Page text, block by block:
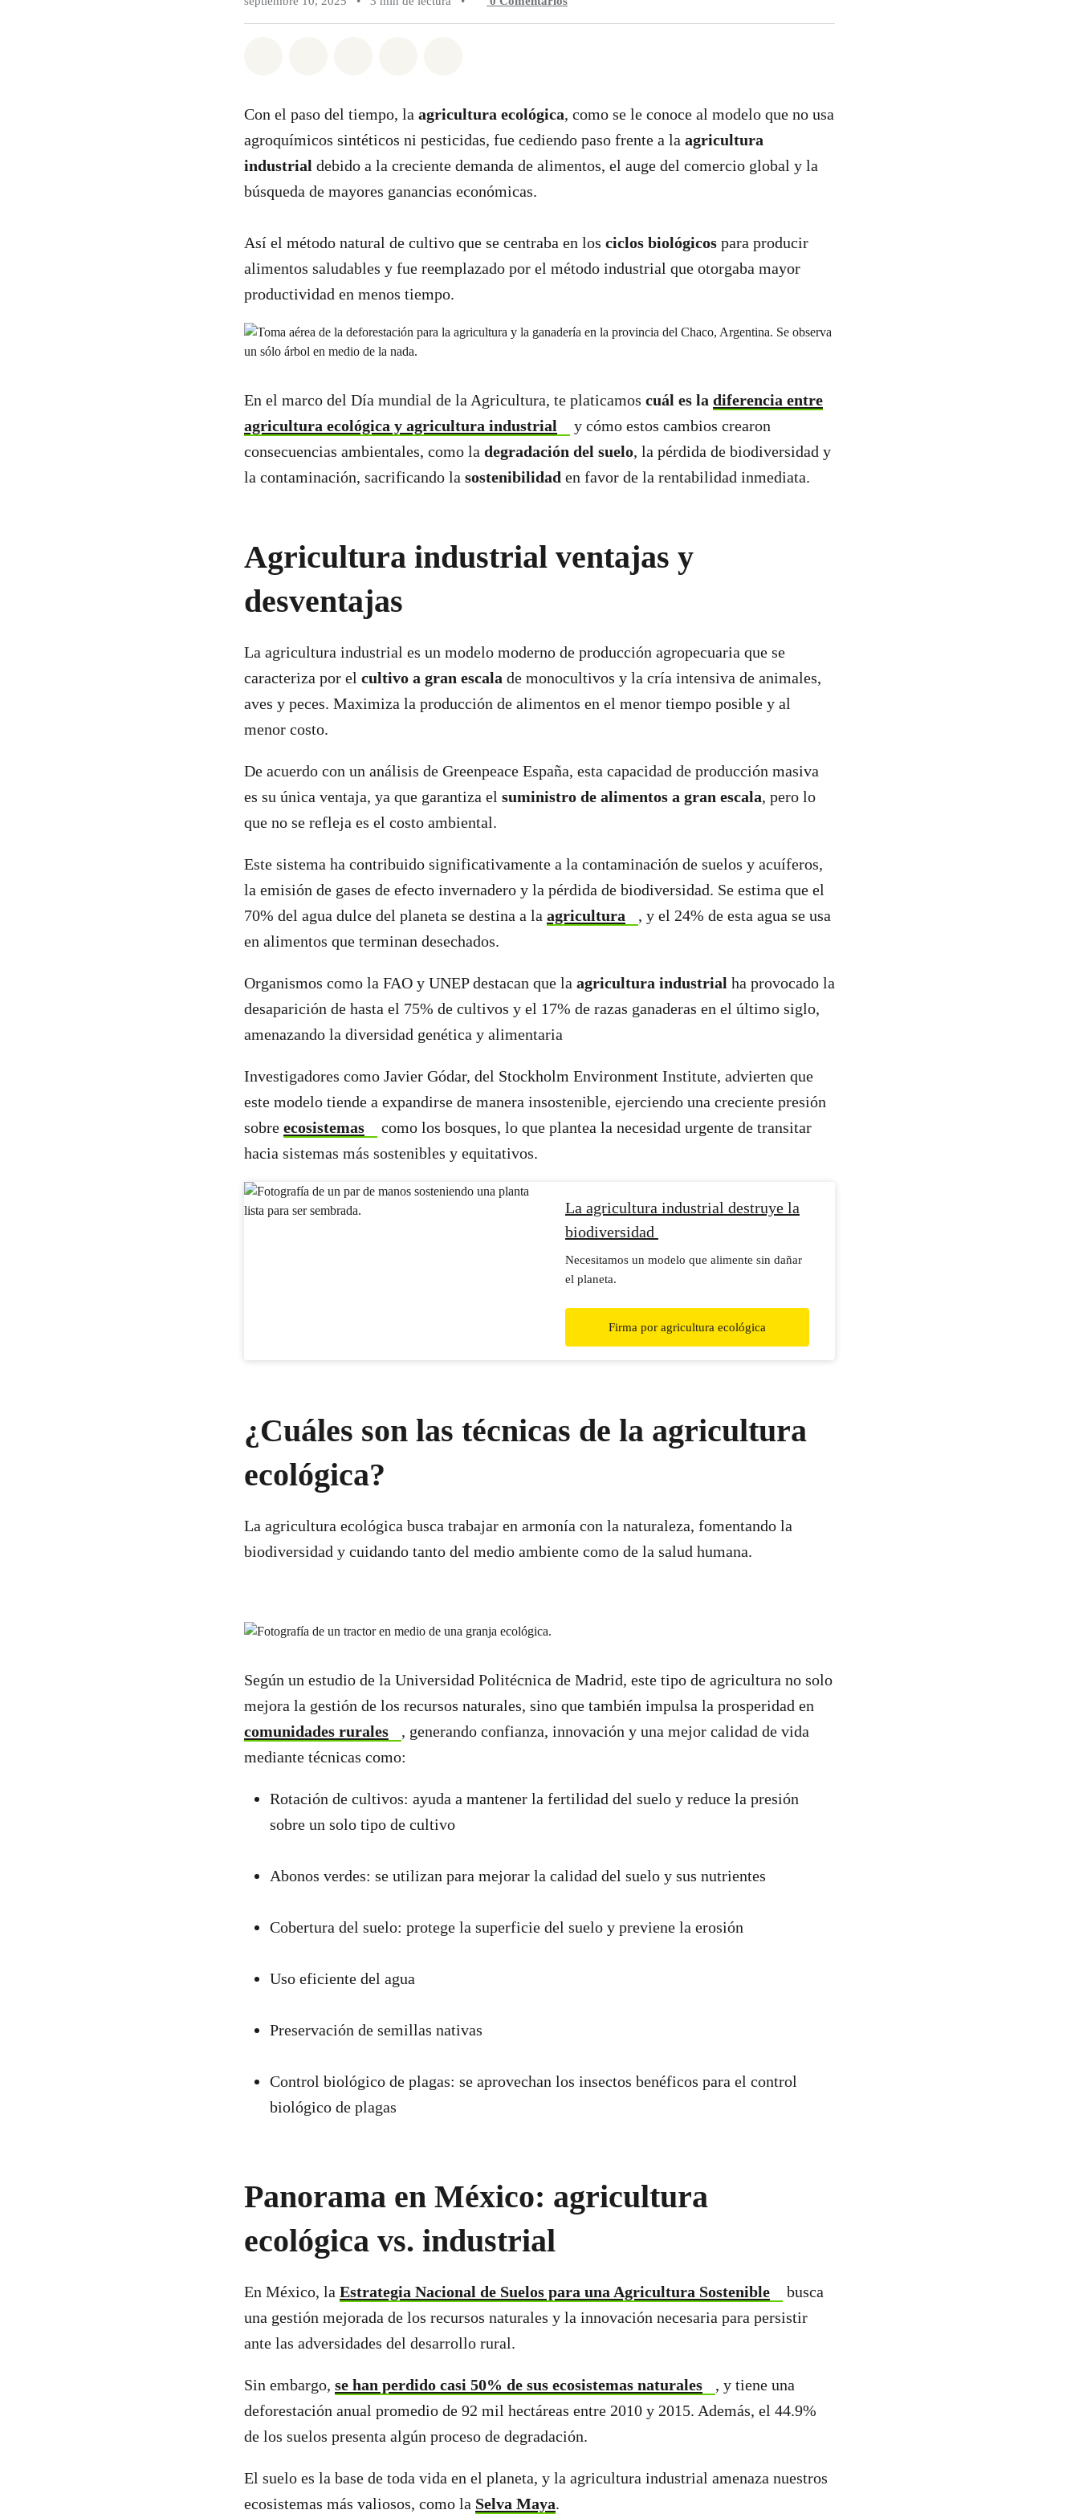
Con el paso del tiempo, la agricultura ecológica, como se le conoce al modelo que no usa
agroquímicos sintéticos ni pesticidas, fue cediendo paso frente a la agricultura
industrial debido a la creciente demanda de alimentos, el auge del comercio global y la
búsqueda de mayores ganancias económicas.
Así el método natural de cultivo que se centraba en los ciclos biológicos para producir
alimentos saludables y fue reemplazado por el método industrial que otorgaba mayor
productividad en menos tiempo.
En el marco del Día mundial de la Agricultura, te platicamos cuál es la diferencia entre
agricultura ecológica y agricultura industrial
y cómo estos cambios crearon
consecuencias ambientales, como la degradación del suelo, la pérdida de biodiversidad y
la contaminación, sacrificando la sostenibilidad en favor de la rentabilidad inmediata.
Agricultura industrial ventajas y
desventajas
La agricultura industrial es un modelo moderno de producción agropecuaria que se
caracteriza por el cultivo a gran escala de monocultivos y la cría intensiva de animales,
aves y peces. Maximiza la producción de alimentos en el menor tiempo posible y al
menor costo.
De acuerdo con un análisis de Greenpeace España, esta capacidad de producción masiva
es su única ventaja, ya que garantiza el suministro de alimentos a gran escala, pero lo
que no se refleja es el costo ambiental.
Este sistema ha contribuido significativamente a la contaminación de suelos y acuíferos,
la emisión de gases de efecto invernadero y la pérdida de biodiversidad. Se estima que el
70% del agua dulce del planeta se destina a la agricultura
, y el 24% de esta agua se usa
en alimentos que terminan desechados.
Organismos como la FAO y UNEP destacan que la agricultura industrial ha provocado la
desaparición de hasta el 75% de cultivos y el 17% de razas ganaderas en el último siglo,
amenazando la diversidad genética y alimentaria
Investigadores como Javier Gódar, del Stockholm Environment Institute, advierten que
este modelo tiende a expandirse de manera insostenible, ejerciendo una creciente presión
sobre ecosistemas
como los bosques, lo que plantea la necesidad urgente de transitar
hacia sistemas más sostenibles y equitativos.
La agricultura industrial destruye la
biodiversidad
Necesitamos un modelo que alimente sin dañar
el planeta.
Firma por agricultura ecológica
¿Cuáles son las técnicas de la agricultura
ecológica?
La agricultura ecológica busca trabajar en armonía con la naturaleza, fomentando la
biodiversidad y cuidando tanto del medio ambiente como de la salud humana.
Según un estudio de la Universidad Politécnica de Madrid, este tipo de agricultura no solo
mejora la gestión de los recursos naturales, sino que también impulsa la prosperidad en
comunidades rurales
, generando confianza, innovación y una mejor calidad de vida
mediante técnicas como:
Rotación de cultivos: ayuda a mantener la fertilidad del suelo y reduce la presión
sobre un solo tipo de cultivo
Abonos verdes: se utilizan para mejorar la calidad del suelo y sus nutrientes
Cobertura del suelo: protege la superficie del suelo y previene la erosión
Uso eficiente del agua
Preservación de semillas nativas
Control biológico de plagas: se aprovechan los insectos benéficos para el control
biológico de plagas
Panorama en México: agricultura
ecológica vs. industrial
En México, la Estrategia Nacional de Suelos para una Agricultura Sostenible
busca
una gestión mejorada de los recursos naturales y la innovación necesaria para persistir
ante las adversidades del desarrollo rural.
Sin embargo, se han perdido casi 50% de sus ecosistemas naturales
, y tiene una
deforestación anual promedio de 92 mil hectáreas entre 2010 y 2015. Además, el 44.9%
de los suelos presenta algún proceso de degradación.
El suelo es la base de toda vida en el planeta, y la agricultura industrial amenaza nuestros
ecosistemas más valiosos, como la Selva Maya.